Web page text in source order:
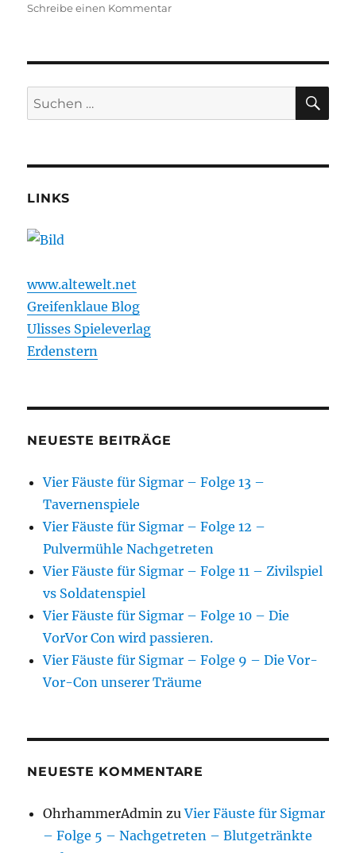
Schreibe einen Kommentarzu
2
Bestien
Suchen
nach:
LINKS
www.altewelt.net
Greifenklaue Blog
Ulisses Spieleverlag
Erdenstern
NEUESTE BEITRÄGE
Vier Fäuste für Sigmar – Folge 13 –
Tavernenspiele
Vier Fäuste für Sigmar – Folge 12 –
Pulvermühle Nachgetreten
Vier Fäuste für Sigmar – Folge 11 – Zivilspiel
vs Soldatenspiel
Vier Fäuste für Sigmar – Folge 10 – Die
VorVor Con wird passieren.
Vier Fäuste für Sigmar – Folge 9 – Die Vor-
Vor-Con unserer Träume
NEUESTE KOMMENTARE
OhrhammerAdmin zuVier Fäuste für Sigmar
– Folge 5 – Nachgetreten – Blutgetränkte